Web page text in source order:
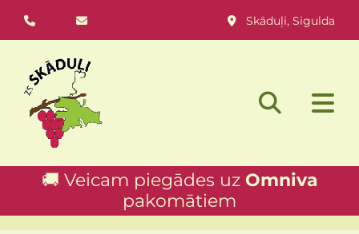
  Skāduļi, Sigulda
🚚 Veicam piegādes uz Omniva
pakomātiem